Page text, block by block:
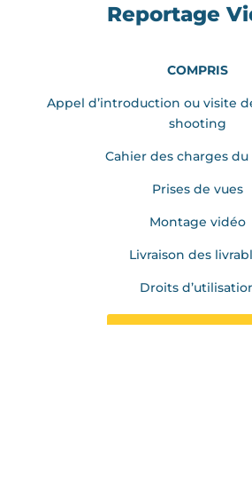
Reportage
COMPRIS
Appel d’introduction ou visite
shooting
Cahier des charges
Prises de vues
Montage vidéo
Livraison des
Droits